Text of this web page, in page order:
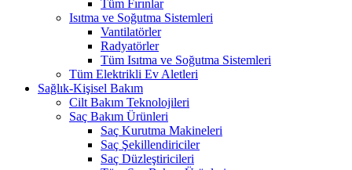
Tüm Fırınlar
Isıtma ve Soğutma Sistemleri
Vantilatörler
Radyatörler
Tüm Isıtma ve Soğutma Sistemleri
Tüm Elektrikli Ev Aletleri
Sağlık-Kişisel Bakım
Cilt Bakım Teknolojileri
Saç Bakım Ürünleri
Saç Kurutma Makineleri
Saç Şekillendiriciler
Saç Düzleştiricileri